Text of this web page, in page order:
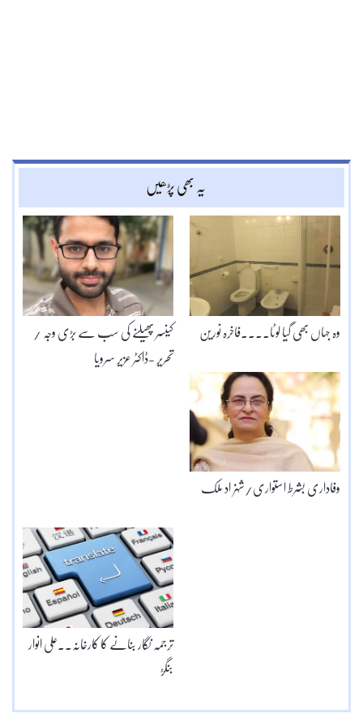
یہ بھی پڑھیں
کینسر پھیلنے کی سب سے بڑی وجہ /
تحریر -ڈاکٹر عزیر سرویا
وہ جہاں بھی گیا لوٹا۔۔۔۔فاخرہ نورین
وفاداری بشرط استواری/شہزاد ملک
ترجمہ نگار بنانے کا کارخانہ۔۔علی انوار
بنگڑ